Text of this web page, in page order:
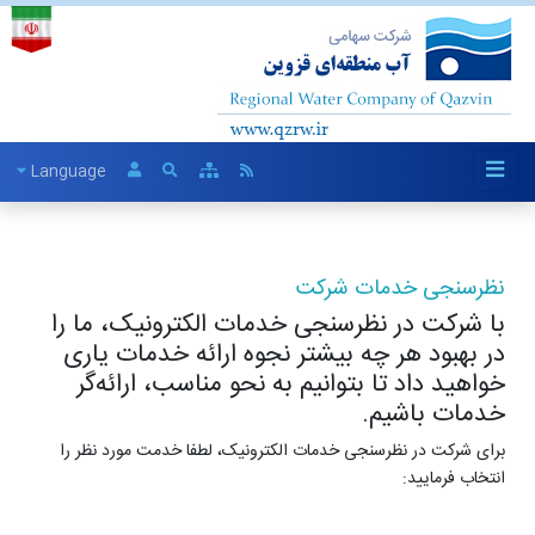
Language
نظرسنجی خدمات شرکت
با شرکت در نظرسنجی خدمات الکترونیک، ما را
در بهبود هر چه بیشتر نجوه ارائه خدمات یاری
خواهید داد تا بتوانیم به نحو مناسب، ارائه‌گر
خدمات باشیم.
برای شرکت در نظرسنجی خدمات الکترونیک، لطفا خدمت مورد نظر را
انتخاب فرمایید: